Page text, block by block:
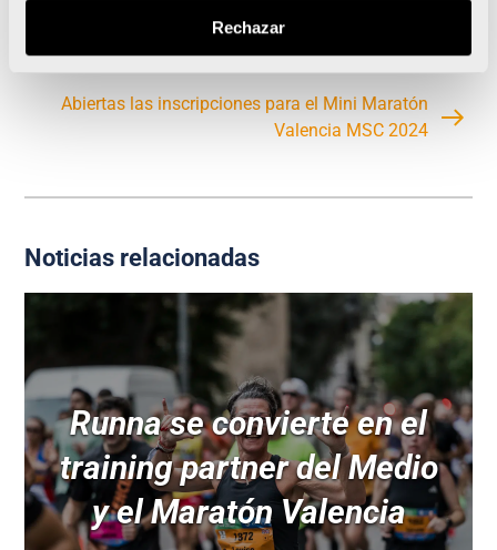
Rechazar
Habrá Maratón Valencia el 1 de diciembre
Abiertas las inscripciones para el Mini Maratón
Valencia MSC 2024
Noticias relacionadas
Runna se convierte en el
training partner del Medio
y el Maratón Valencia